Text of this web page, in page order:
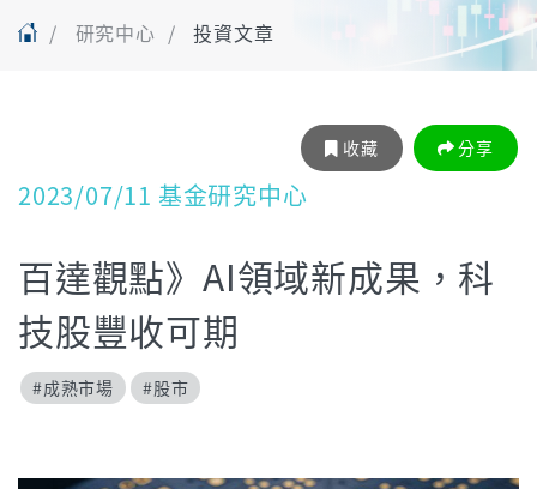
研究中心 投資文章
收藏 分享
2023/07/11 基金研究中心
百達觀點》AI領域新成果，科
技股豐收可期
#成熟市場 #股市